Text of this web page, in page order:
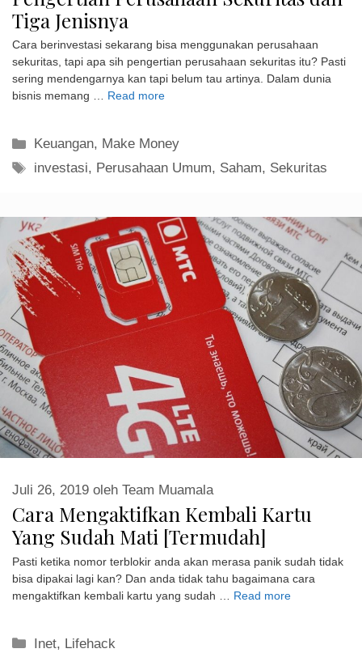
Tiga Jenisnya
Cara berinvestasi sekarang bisa menggunakan perusahaan
sekuritas, tapi apa sih pengertian perusahaan sekuritas itu? Pasti
sering mendengarnya kan tapi belum tau artinya. Dalam dunia
bisnis memang … Read more
Kategori
Keuangan, Make Money
Tag
investasi, Perusahaan Umum, Saham, Sekuritas
Cara Mengaktifkan Kembali Kartu
Yang Sudah Mati [Termudah]
Juli 26, 2019 oleh Team Muamala
Pasti ketika nomor terblokir anda akan merasa panik sudah tidak
bisa dipakai lagi kan? Dan anda tidak tahu bagaimana cara
mengaktifkan kembali kartu yang sudah … Read more
Kategori
Inet, Lifehack